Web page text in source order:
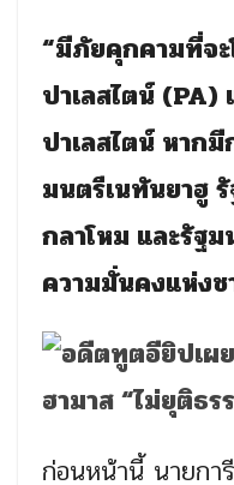
“มีภัยคุกคามที่จ
ปาเลสไตน์ (PA)
ปาเลสไตน์ หาก
มนตรีเนทันยาฮู
กลาโหม และรัฐ
ความมั่นคงแห่งช
ก่อนหน้านี้ นายกา